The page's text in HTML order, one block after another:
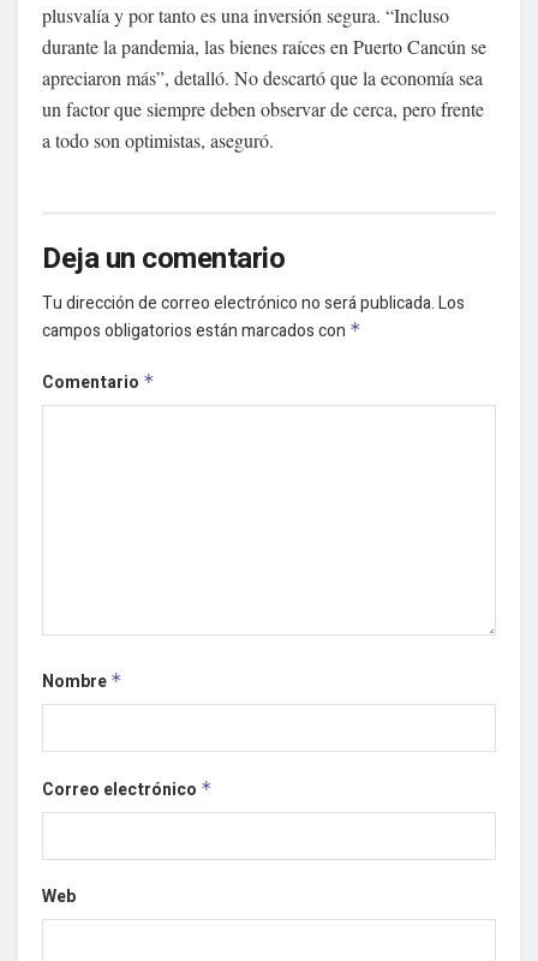
plusvalía y por tanto es una inversión segura. “Incluso
durante la pandemia, las bienes raíces en Puerto Cancún se
apreciaron más”, detalló. No descartó que la economía sea
un factor que siempre deben observar de cerca, pero frente
a todo son optimistas, aseguró.
Deja un comentario
Tu dirección de correo electrónico no será publicada.Los
campos obligatorios están marcados con *
Comentario *
Nombre *
Correo electrónico *
Web